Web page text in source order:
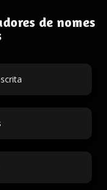
de nomes